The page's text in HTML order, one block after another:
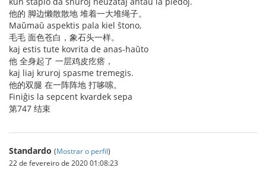
他的 脚边懒散散地 堆着一大堆绳子。
Maŭmaŭ aspektis pala kiel ŝtono,
毛毛 面色苍白，象石头一样。
kaj estis tute kovrita de anas-haŭto
他 全身起了 一层鸡皮疙瘩，
kaj liaj kruroj spasme tremegis.
他的双腿 在一阵阵地 打哆嗦。
Finiĝis la sepcent kvardek sepa
第747 结束
Standardo (Mostrar o perfil)
22 de fevereiro de 2020 01:08:23